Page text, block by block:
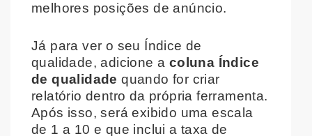
melhores posições de anúncio.
Já para ver o seu Índice de
qualidade, adicione a coluna Índice
de qualidade quando for criar
relatório dentro da própria ferramenta.
Após isso, será exibido uma escala
de 1 a 10 e que inclui a taxa de